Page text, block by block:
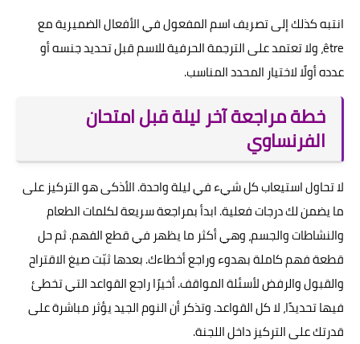
انتبه كذلك إلى تصريف اسم المفعول في الأفعال الضميرية مع
être، ولا تعتمد على الترجمة الحرفية للاسم قبل تحديد جنسه أو
عدده أولًا لاختيار المحدد المناسب.
خطة مراجعة آخر ليلة قبل امتحان
الفرنساوي
لا تحاول استيعاب كل شيء في ليلة واحدة. الأذكى هو التركيز على
ما يضمن لك درجات فعلية. ابدأ بمراجعة سريعة لكلمات الطعام
والنشاطات والجسم، وهي أكثر ما يظهر في قطع الفهم. ثم حل
قطعة فهم كاملة بهدوء وراجع أخطاءك. بعدها ثبّت صيغ الاقتراح
والقبول والرفض لأسئلة المواقف. أخيرًا راجع القواعد التي تخطئ
فيها تحديدًا، لا كل القواعد. وتذكر أن النوم الجيد يؤثر مباشرة على
قدرتك على التركيز داخل اللجنة.